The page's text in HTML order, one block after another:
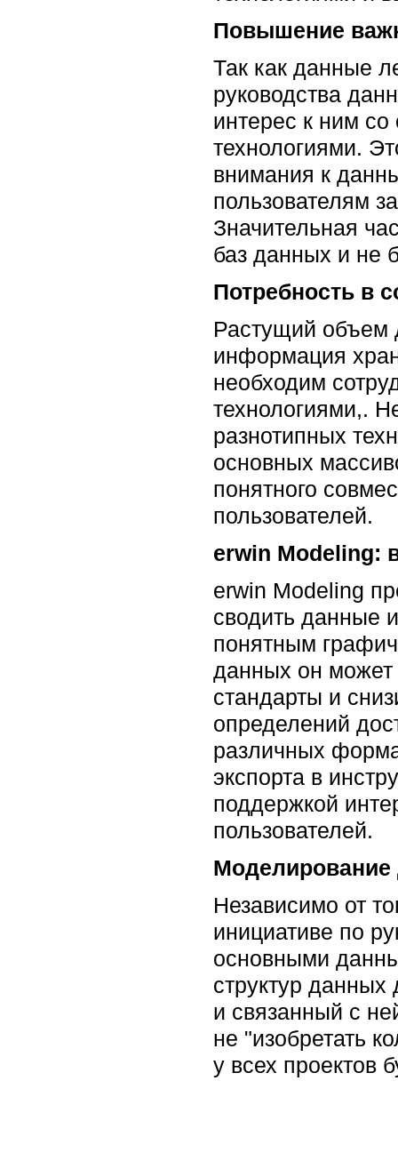
Повышение
Так как данные
руководства
интерес к ним со
технологиями.
внимания к
пользователям
Значительная
баз данных и не
Потребность в
Растущий объем
информация
необходим
технологиями,.
разнотипных
основных
понятного
пользователей.
erwin Modeling:
erwin Modeling
сводить данные
понятным
данных он может
стандарты и
определений
различных
экспорта в
поддержкой
пользователей.
Моделирование
Независимо от
инициативе по
основными
структур
и связанный с
не "изобретать
у всех проектов